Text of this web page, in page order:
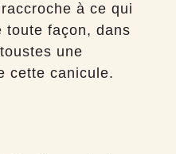
à ce qui
toute façon, dans
une
cette canicule.